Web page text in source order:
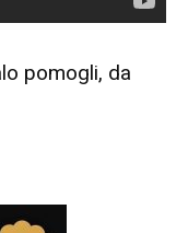
pomogli, da